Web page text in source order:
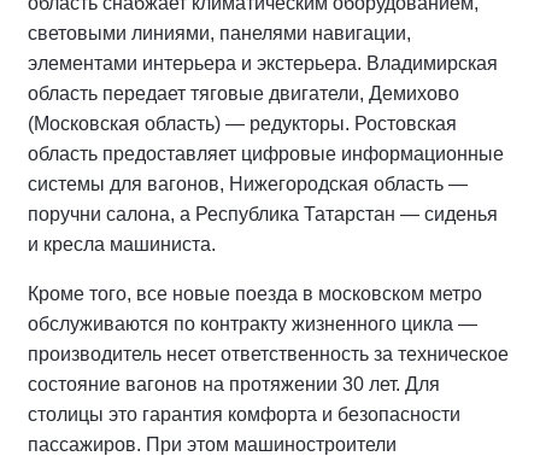
световыми линиями, панелями навигации,
элементами интерьера и экстерьера. Владимирская
область передает тяговые двигатели, Демихово
(Московская область) — редукторы. Ростовская
область предоставляет цифровые информационные
системы для вагонов, Нижегородская область —
поручни салона, а Республика Татарстан — сиденья
и кресла машиниста.
Кроме того, все новые поезда в московском метро
обслуживаются по контракту жизненного цикла —
производитель несет ответственность за техническое
состояние вагонов на протяжении 30 лет. Для
столицы это гарантия комфорта и безопасности
пассажиров. При этом машиностроители